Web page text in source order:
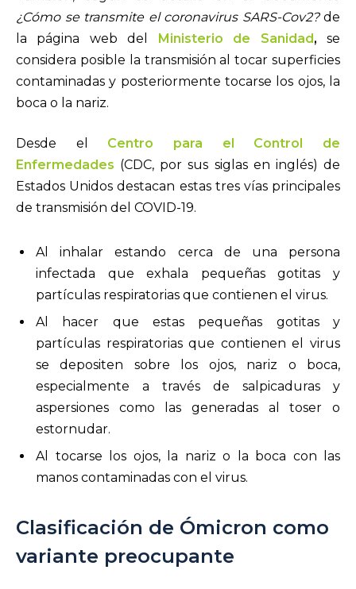
¿Cómo se transmite el coronavirus SARS-Cov2?de
la página web del Ministerio de Sanidad, se
considera posible la transmisión al tocar superficies
contaminadas y posteriormente tocarse los ojos, la
boca o la nariz.
Desde el Centro para el Control de
Enfermedades (CDC, por sus siglas en inglés) de
Estados Unidos destacan estas tres vías principales
de transmisión del COVID-19.
Al inhalar estando cerca de una persona
infectada que exhala pequeñas gotitas y
partículas respiratorias que contienen el virus.
Al hacer que estas pequeñas gotitas y
partículas respiratorias que contienen el virus
se depositen sobre los ojos, nariz o boca,
especialmente a través de salpicaduras y
aspersiones como las generadas al toser o
estornudar.
Al tocarse los ojos, la nariz o la boca con las
manos contaminadas con el virus.
Clasificación de Ómicron como
variante preocupante